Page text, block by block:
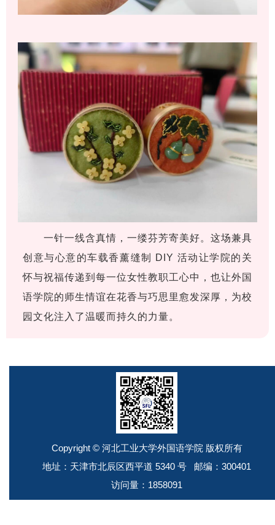
一针一线含真情，一缕芬芳寄美好。这场兼具
创意与心意的车载香薰缝制 DIY 活动让学院的关
怀与祝福传递到每一位女性教职工心中，也让外国
语学院的师生情谊在花香与巧思里愈发深厚，为校
园文化注入了温暖而持久的力量。
Copyright © 河北工业大学外国语学院 版权所有
地址：天津市北辰区西平道 5340 号 邮编：300401
访问量： 1858091